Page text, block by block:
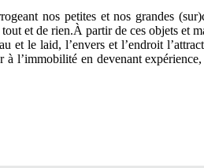
nos petites et nos grandes
et de rien.À partir de ces objets et
et le laid, l’envers et l’endroit
en devenant